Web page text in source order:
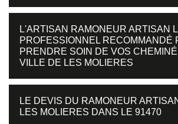
L'ARTISAN RAMONEUR ARTISAN
PROFESSIONNEL RECOMMANDÉ
PRENDRE SOIN DE VOS
VILLE DE LES MOLIERES
LE DEVIS DU RAMONEUR
LES MOLIERES DANS LE 91470